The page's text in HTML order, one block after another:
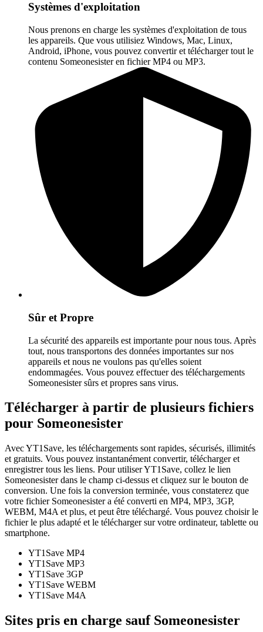
Systèmes d'exploitation
Nous prenons en charge les systèmes d'exploitation de tous
les appareils. Que vous utilisiez Windows, Mac, Linux,
Android, iPhone, vous pouvez convertir et télécharger tout le
contenu Someonesister en fichier MP4 ou MP3.
Sûr et Propre
La sécurité des appareils est importante pour nous tous. Après
tout, nous transportons des données importantes sur nos
appareils et nous ne voulons pas qu'elles soient
endommagées. Vous pouvez effectuer des téléchargements
Someonesister sûrs et propres sans virus.
Télécharger à partir de plusieurs fichiers
pour Someonesister
Avec YT1Save, les téléchargements sont rapides, sécurisés, illimités
et gratuits. Vous pouvez instantanément convertir, télécharger et
enregistrer tous les liens. Pour utiliser YT1Save, collez le lien
Someonesister dans le champ ci-dessus et cliquez sur le bouton de
conversion. Une fois la conversion terminée, vous constaterez que
votre fichier Someonesister a été converti en MP4, MP3, 3GP,
WEBM, M4A et plus, et peut être téléchargé. Vous pouvez choisir le
fichier le plus adapté et le télécharger sur votre ordinateur, tablette ou
smartphone.
YT1Save MP4
YT1Save MP3
YT1Save 3GP
YT1Save WEBM
YT1Save M4A
Sites pris en charge sauf Someonesister